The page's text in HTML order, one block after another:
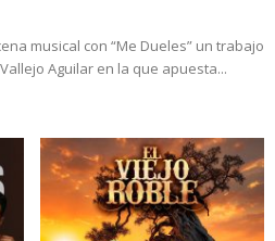
musical con “Me Dueles” un trabajo
Aguilar en la que apuesta...